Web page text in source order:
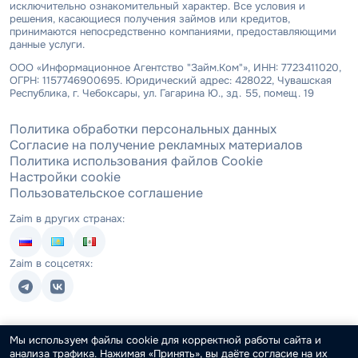
исключительно ознакомительный характер. Все условия и
решения, касающиеся получения займов или кредитов,
принимаются непосредственно компаниями, предоставляющими
данные услуги.
ООО «Информационное Агентство "Займ.Ком"», ИНН: 7723411020,
ОГРН: 1157746900695. Юридический адрес: 428022, Чувашская
Республика, г. Чебоксары, ул. Гагарина Ю., зд. 55, помещ. 19
Политика обработки персональных данных
Согласие на получение рекламных материалов
Политика использования файлов Cookie
Настройки cookie
Пользовательское соглашение
Zaim в других странах:
Zaim в соцсетях:
Мы используем файлы cookie для корректной работы сайта и
анализа трафика. Нажимая «Принять», вы даёте согласие на их